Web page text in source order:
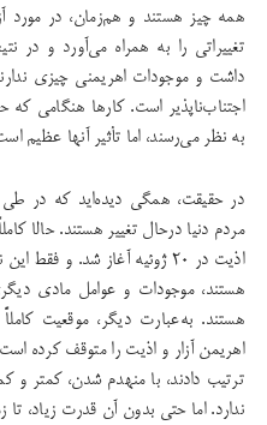
همه چیز هستند و هم‌زمان، در مورد
تغییراتی را به همراه می‌آورد و در
داشت و موجودات اهریمنی چیزی
اجتناب‌ناپذیر است. كارها هنگامی
به نظر می‌رسند، اما تأثیر آنها عظیم
در حقیقت، همگی دیده‌اید كه در طی
مردم دنیا درحال تغییر هستند. حالا
اذیت در ۲۰ ژوئیه آغاز شد. و
هستند، موجودات و عوامل مادی
هستند. به‌عبارت دیگر، موقعیت
اهریمن آزار و اذیت را متوقف كرده
ترتیب دادند، با منهدم شدن، كمتر و
ندارد. اما حتی بدون آن قدرت زیاد،